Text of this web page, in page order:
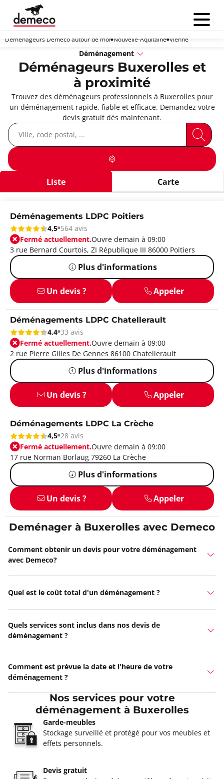
Menu
Déménageurs Demeco autour de moi Nouvelle-Aquitaine Vienne
Déménagement
Déménageurs Buxerolles et
à proximité
Trouvez des déménageurs professionnels à Buxerolles pour
un déménagement rapide, fiable et efficace. Demandez votre
devis gratuit dès maintenant.
Liste Carte
Déménagements LDPC Poitiers
4,5 564 avis
Fermé actuellement.Ouvre demain à 09:00
3 rue Bernard Courtois, ZI République III 86000 Poitiers
Plus d'informations
Un devis ? Appeler
Déménagements LDPC Chatellerault
4,4 33 avis
Fermé actuellement.Ouvre demain à 09:00
2 rue Pierre Gilles De Gennes 86100 Chatellerault
Plus d'informations
Un devis ? Appeler
Déménagements LDPC La Crèche
4,5 28 avis
Fermé actuellement.Ouvre demain à 09:00
17 rue Norman Borlaug 79260 La Crèche
Plus d'informations
Un devis ? Appeler
Deménager à Buxerolles avec Demeco
Comment obtenir un devis pour votre déménagement
avec Demeco?
Quel est le coût total d'un déménagement ?
Quels services sont inclus dans nos devis de
déménagement ?
Comment est prévue la date et l'heure de votre
déménagement ?
Nos services pour votre
déménagement à Buxerolles
Garde-meubles
Stockage surveillé et protégé pour vos meubles et
effets personnels.
Devis gratuit